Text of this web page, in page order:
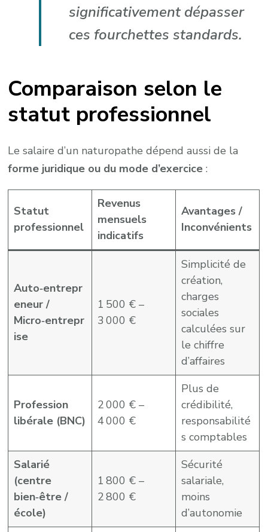
significativement dépasser
ces fourchettes standards.
Comparaison selon le
statut professionnel
Le salaire d’un naturopathe dépend aussi de la
forme juridique ou du mode d’exercice :
Statut
professionnel
Revenus
mensuels
indicatifs
Avantages /
Inconvénients
Auto‑entrepr
eneur /
Micro‑entrepr
ise
1 500 € –
3 000 €
Simplicité de
création,
charges
sociales
calculées sur
le chiffre
d’affaires
Profession
libérale (BNC)
2 000 € –
4 000 €
Plus de
crédibilité,
responsabilité
s comptables
Salarié
(centre
bien‑être /
école)
1 800 € –
2 800 €
Sécurité
salariale,
moins
d’autonomie